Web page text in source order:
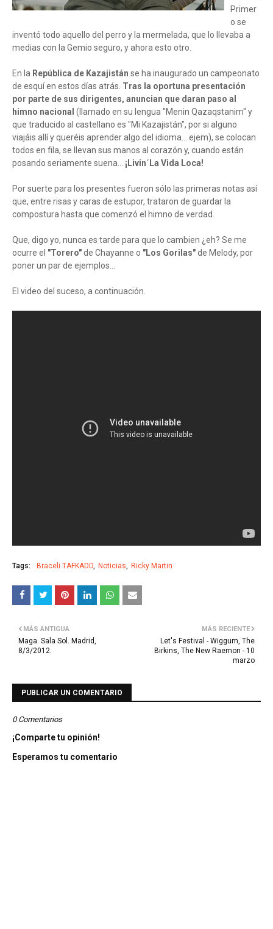
Primer
o se
inventó todo aquello del perro y la mermelada, que lo llevaba a
medias con la Gemio seguro, y ahora esto otro.
En la República de Kazajistán se ha inaugurado un campeonato
de esquí en estos días atrás. Tras la oportuna presentación
por parte de sus dirigentes, anuncian que daran paso al
himno nacional (llamado en su lengua "Menin Qazaqstanim" y
que traducido al castellano es "Mi Kazajistán", por si alguno
viajáis allí y queréis aprender algo del idioma... ejem), se colocan
todos en fila, se llevan sus manos al corazón y, cuando están
posando seriamente suena... ¡Livin´La Vida Loca!
Por suerte para los presentes fueron sólo las primeras notas así
que, entre risas y caras de estupor, trataron de guardar la
compostura hasta que comenzó el himno de verdad.
Que, digo yo, nunca es tarde para que lo cambien ¿eh? Se me
ocurre el "Torero"de Chayanne o "Los Gorilas"de Melody, por
poner un par de ejemplos...
El video del suceso, a continuación.
Tags: Braceli TAFKADD Noticias Ricky Martin
MÁS RECIENTE
Let's Festival - Wiggum, The
Birkins, The New Raemon - 10
marzo
MÁS ANTIGUA
Maga. Sala Sol. Madrid,
8/3/2012.
PUBLICAR UN COMENTARIO
0 Comentarios
¡Comparte tu opinión!
Esperamos tu comentario